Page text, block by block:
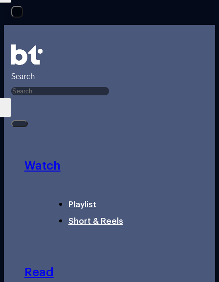
Search
Watch
Playlist
Short & Reels
Read